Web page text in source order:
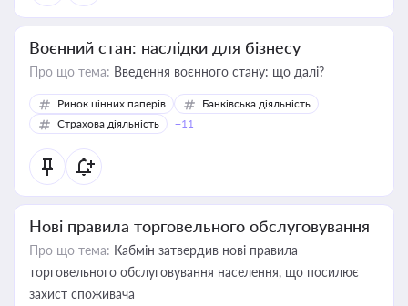
Воєнний стан: наслідки для бізнесу
Про що тема: Введення воєнного стану: що далі?
Ринок цінних паперів
Банківська діяльність
Страхова діяльність
+11
Нові правила торговельного обслуговування
Про що тема: Кабмін затвердив нові правила
торговельного обслуговування населення, що посилює
захист споживача